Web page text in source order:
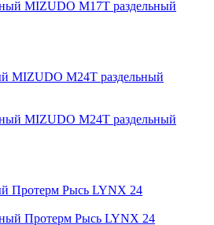
MIZUDO M24T раздельный
Протерм Рысь LYNX 24